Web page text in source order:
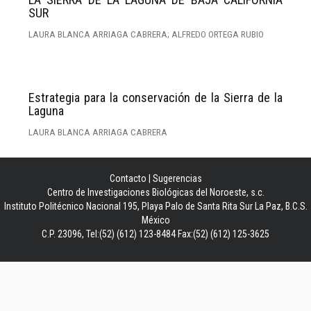
SUR
LAURA BLANCA ARRIAGA CABRERA; ALFREDO ORTEGA RUBIO
Estrategia para la conservación de la Sierra de la
Laguna
LAURA BLANCA ARRIAGA CABRERA
Contacto
Sugerencias
Centro de Investigaciones Biológicas del Noroeste, s.c.
Instituto Politécnico Nacional 195, Playa Palo de Santa Rita Sur La Paz, B.C.S.
México
C.P. 23096, Tel:(52) (612) 123-8484 Fax:(52) (612) 125-3625